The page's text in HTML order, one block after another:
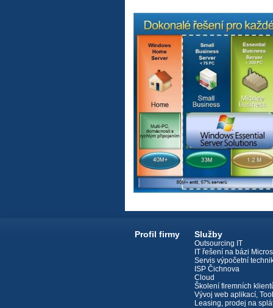
Profil firmy Služby
Outsourcing IT
IT řešení na bázi
Servis výpočetní
ISP Čichnova
Cloud
Školení firemních
Vývoj web aplikací,
Leasing, prodej na